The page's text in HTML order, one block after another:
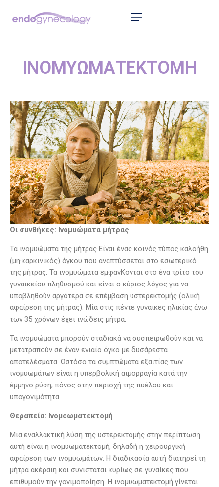
ΙΝΟΜΥΩΜΑΤΕΚΤΟΜΗ
ΤΟ ΚΕΝΤΡΟ
ΥΣΤΕΡΟΣΚΟΠΗΣΗ
ΡΟΜΠΟΤΙΚΗ
ΕΠΙΚΟΙΝΩΝΙΑ
Οι συνθήκες: Ινομυώματα μήτρας
Τα ινομυώματα της μήτρας Είναι ένας κοινός τύπος καλοήθη
(μη·καρκινικός) όγκου που αναπτύσσεται στο εσωτερικό
της μήτρας. Τα ινομυώματα εμφανΚονται στο ένα τρίτο του
γυναικείου πληθυσμού και είναι ο κύριος λόγος για να
υποβληθούν αργότερα σε επέμβαση υστερεκτομής (ολική
αφαίρεση της μήτρας). Μία στις πέντε γυναίκες ηλικίας άνω
των 35 χρόνων έχει ινώδεις μήτρα.
Τα ινομυώματα μπορούν σταδιακά να συσπειρωθούν και να
μετατραπούν σε έναν ενιαίο όγκο με δυσάρεστα
αποτελέσματα. Ωστόσο τα συμπτώματα εξαιτίας των
ινομυωμάτων είναι η υπερβολική αιμορραγία κατά την
έμμηνο ρύση, πόνος στην περιοχή της πυέλου και
υπογονιμότητα.
Θεραπεία: Ινομοωματεκτομή
Μια εναλλακτική λύση της υστερεκτομής στην περίπτωση
αυτή είναι η ινομυωματεκτομή, δηλαδή η χειρουργική
αφαίρεση των ινομυωμάτων. Η διαδικασία αυτή διατηρεί τη
μήτρα ακέραιη και συνιστάται κυρίως σε γυναίκες που
επιθυμούν την γονιμοποίηση. Η ινομυωματεκτομή γίνεται